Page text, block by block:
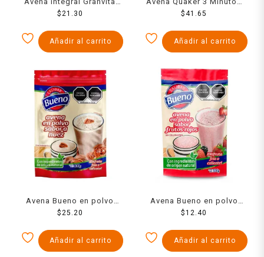
700 g
$21.30
Añadir al carrito
con sémola 610 g
$41.65
Añadir al carrito
Avena Bueno en polvo
sabor nuez 400 g
$25.20
Añadir al carrito
Avena Bueno en polvo
sabor frutos rojos 100 g
$12.40
Añadir al carrito